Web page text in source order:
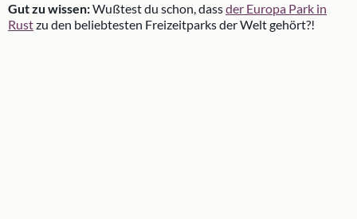
Gut zu wissen:Wußtest du schon, dassder Europa Park in
Rustzu den beliebtesten Freizeitparks der Welt gehört?!